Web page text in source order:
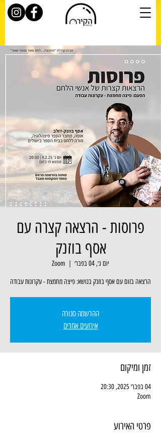
פרוסות - הרצאה קצרה עם
אסף בוזנק
יום ג׳, 04 בפבר׳
  |
Zoom
הרצאה בזום עם אסף בוזנק בנושא: פיצה מחמצת - עקרונות עבודה
ההרשמה סגורה
אירועים אחרים
זמן ומיקום
04 בפבר׳ 2025, 20:30
Zoom
פרטי האירוע